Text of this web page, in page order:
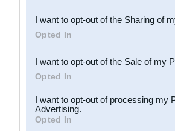
Downstream Participants
third parties.
I want to opt-out of the Sharing of
Opted In
I want to opt-out of the Sale of my
Opted In
I want to opt-out of processing my
Advertising.
Opted In